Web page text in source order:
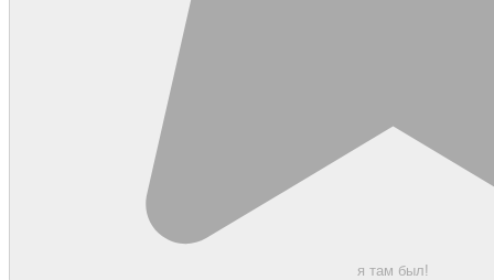
я там был!